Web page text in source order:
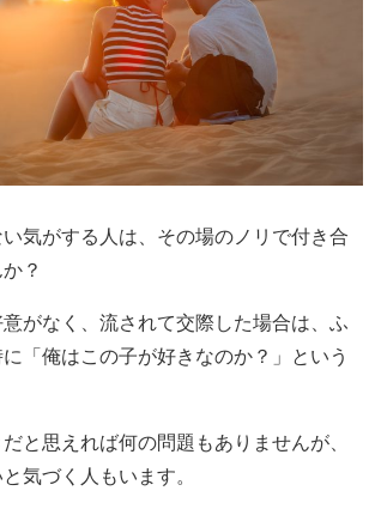
気がする人は、その場のノリで付き合
？
がなく、流されて交際した場合は、ふ
「俺はこの子が好きなのか？」という
と思えれば何の問題もありませんが、
気づく人もいます。